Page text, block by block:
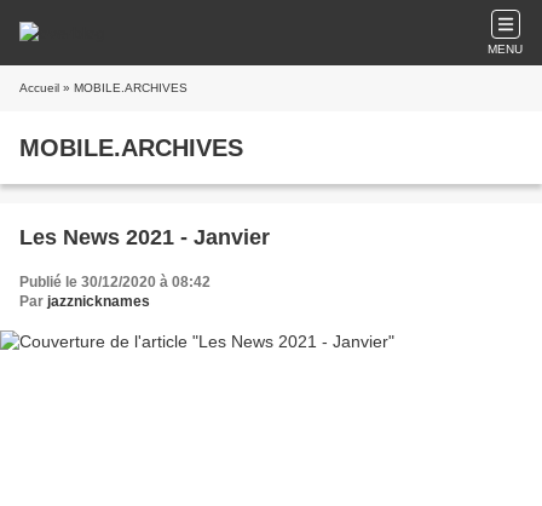
MENU
Accueil » MOBILE.ARCHIVES
MOBILE.ARCHIVES
Les News 2021 - Janvier
Publié le 30/12/2020 à 08:42
Par jazznicknames